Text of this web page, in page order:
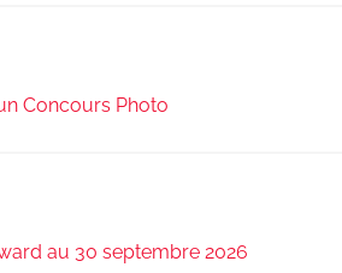
Concours Photo
au 30 septembre 2026